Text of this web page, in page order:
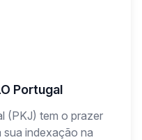
Portugal
(PKJ) tem o prazer
sua indexação na